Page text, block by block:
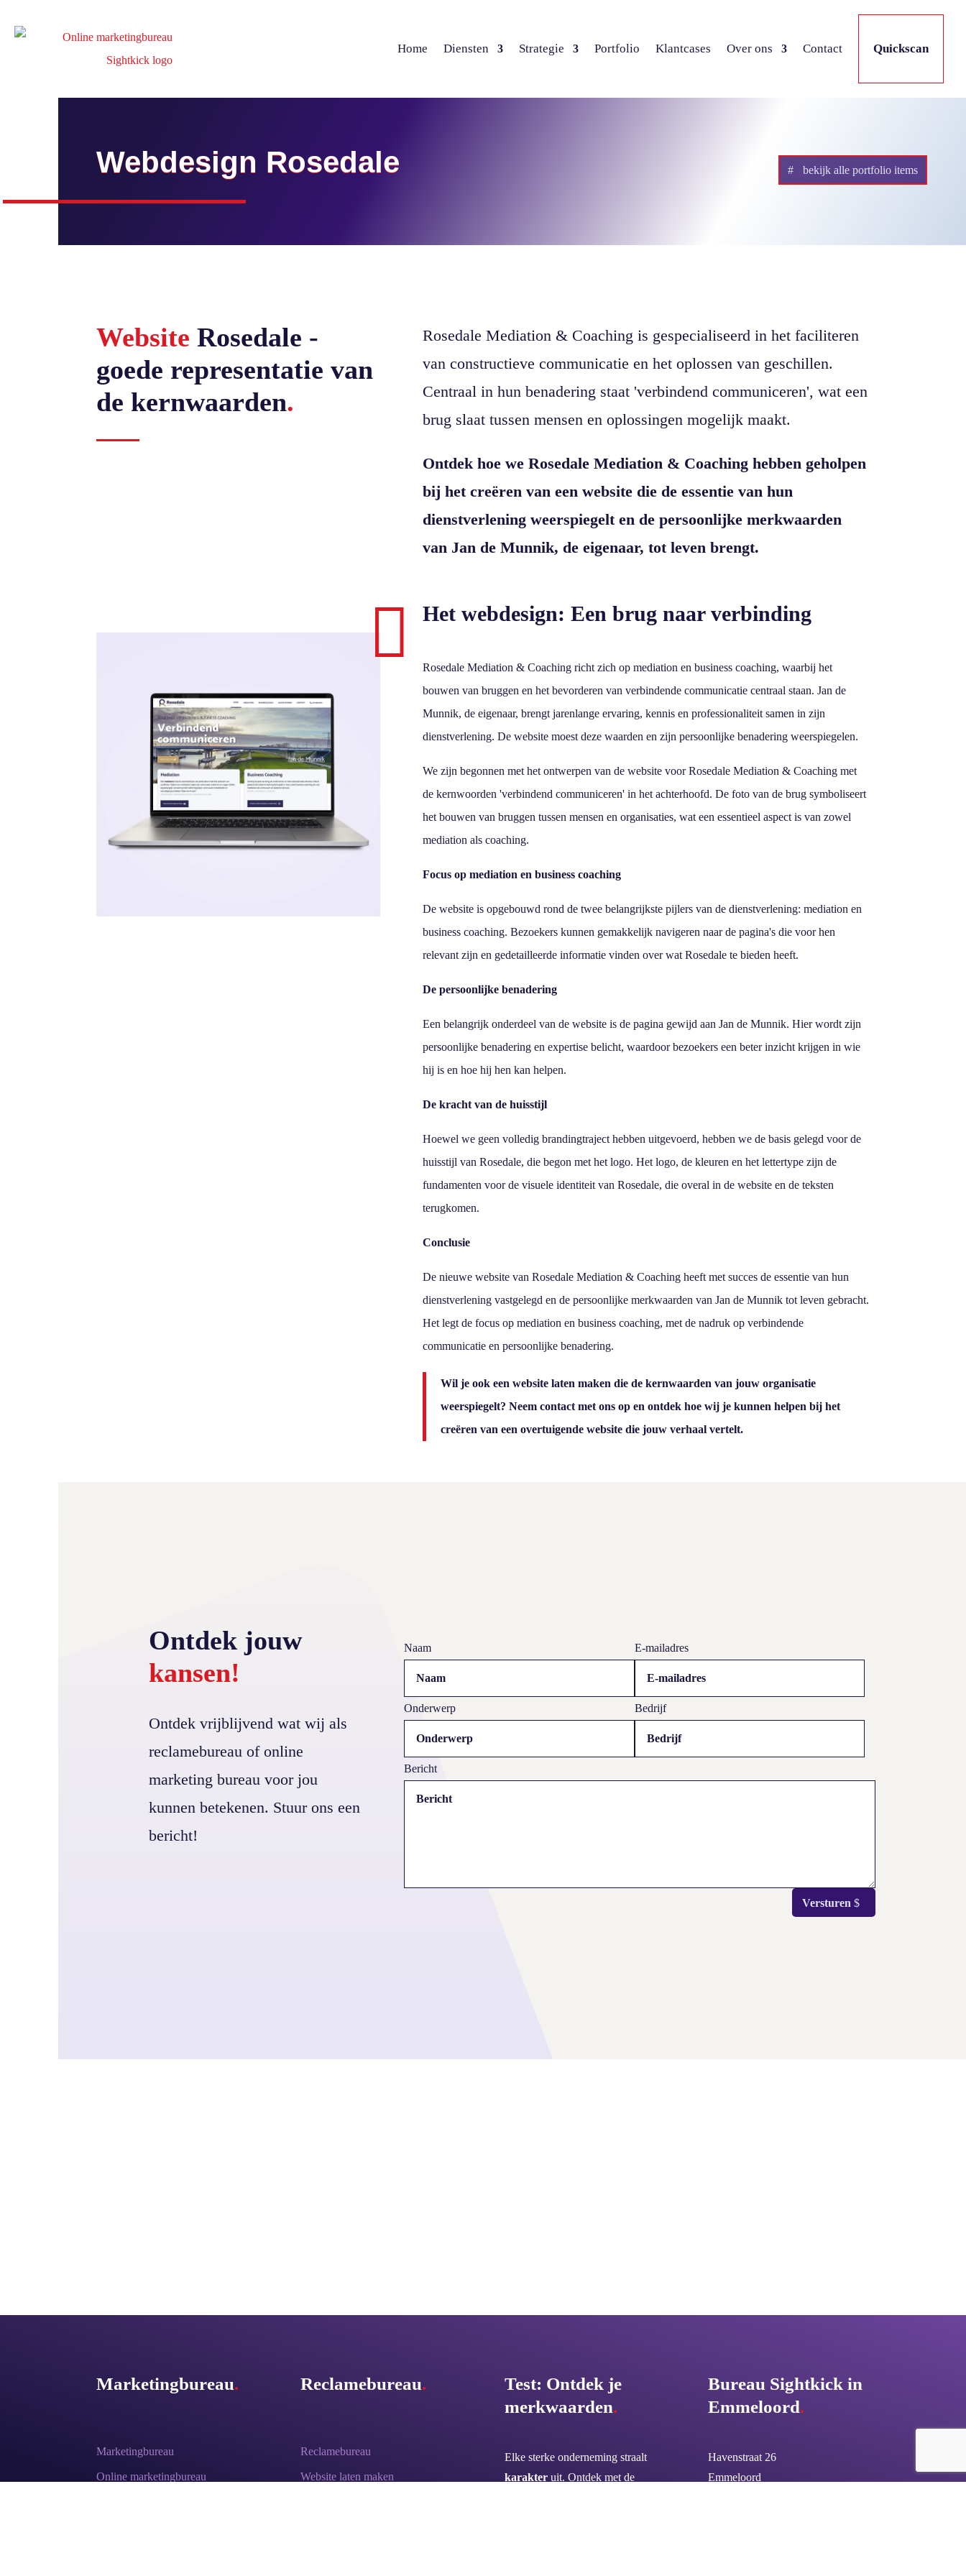
Home Diensten Strategie Portfolio Klantcases Over ons Contact Quickscan
Webdesign Rosedale bekijk alle portfolio items
WebsiteRosedale -
goede representatie van
de kernwaarden.
Rosedale Mediation & Coaching is gespecialiseerd in het faciliteren
van constructieve communicatie en het oplossen van geschillen.
Centraal in hun benadering staat 'verbindend communiceren', wat een
brug slaat tussen mensen en oplossingen mogelijk maakt.
Ontdek hoe we Rosedale Mediation & Coaching hebben geholpen
bij het creëren van een website die de essentie van hun
dienstverlening weerspiegelt en de persoonlijke merkwaarden
van Jan de Munnik, de eigenaar, tot leven brengt.
 Het webdesign: Een brug naar verbinding
Rosedale Mediation & Coaching richt zich op mediation en business coaching, waarbij het
bouwen van bruggen en het bevorderen van verbindende communicatie centraal staan. Jan de
Munnik, de eigenaar, brengt jarenlange ervaring, kennis en professionaliteit samen in zijn
dienstverlening. De website moest deze waarden en zijn persoonlijke benadering weerspiegelen.
We zijn begonnen met het ontwerpen van de website voor Rosedale Mediation & Coaching met
de kernwoorden 'verbindend communiceren' in het achterhoofd. De foto van de brug symboliseert
het bouwen van bruggen tussen mensen en organisaties, wat een essentieel aspect is van zowel
mediation als coaching.
Focus op mediation en business coaching
De website is opgebouwd rond de twee belangrijkste pijlers van de dienstverlening: mediation en
business coaching. Bezoekers kunnen gemakkelijk navigeren naar de pagina's die voor hen
relevant zijn en gedetailleerde informatie vinden over wat Rosedale te bieden heeft.
De persoonlijke benadering
Een belangrijk onderdeel van de website is de pagina gewijd aan Jan de Munnik. Hier wordt zijn
persoonlijke benadering en expertise belicht, waardoor bezoekers een beter inzicht krijgen in wie
hij is en hoe hij hen kan helpen.
De kracht van de huisstijl
Hoewel we geen volledig brandingtraject hebben uitgevoerd, hebben we de basis gelegd voor de
huisstijl van Rosedale, die begon met het logo. Het logo, de kleuren en het lettertype zijn de
fundamenten voor de visuele identiteit van Rosedale, die overal in de website en de teksten
terugkomen.
Conclusie
De nieuwe website van Rosedale Mediation & Coaching heeft met succes de essentie van hun
dienstverlening vastgelegd en de persoonlijke merkwaarden van Jan de Munnik tot leven gebracht.
Het legt de focus op mediation en business coaching, met de nadruk op verbindende
communicatie en persoonlijke benadering.
Wil je ook een website laten maken die de kernwaarden van jouw organisatie
weerspiegelt? Neem contact met ons op en ontdek hoe wij je kunnen helpen bij het
creëren van een overtuigende website die jouw verhaal vertelt.
Ontdek jouw
kansen!
Ontdek vrijblijvend wat wij als
reclamebureau of online
marketing bureau voor jou
kunnen betekenen. Stuur ons een
bericht!
Naam E-mailadres
Onderwerp Bedrijf
Bericht
Versturen
Marketingbureau.
Marketingbureau
Online marketingbureau
Reclamebureau.
Reclamebureau
Website laten maken
Test: Ontdek je
merkwaarden.
Elke sterke onderneming straalt
karakteruit. Ontdek met de
Bureau Sightkick in
Emmeloord.
Havenstraat 26
Emmeloord